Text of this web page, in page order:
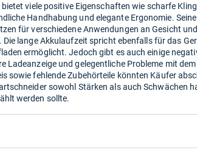
viele positive Eigenschaften wie scharfe
Handhabung und elegante Ergonomie.
für verschiedene Anwendungen an Gesicht
lange Akkulaufzeit spricht ebenfalls für das
ermöglicht. Jedoch gibt es auch einige
Ladeanzeige und gelegentliche Probleme mit
sowie fehlende Zubehörteile könnten Käufer
sowohl Stärken als auch Schwächen
werden sollte.